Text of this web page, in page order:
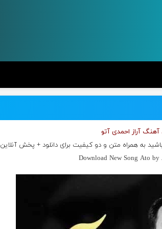
آهنگ آراز احمدی آتو
به همراه متن و دو کیفیت برای دانلود + پخش آنلاین
Download New Song Ato by